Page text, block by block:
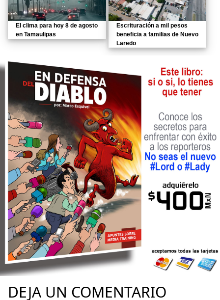
El clima para hoy 8 de agosto
en Tamaulipas
Escrituración a mil pesos
beneficia a familias de Nuevo
Laredo
DEJA UN COMENTARIO